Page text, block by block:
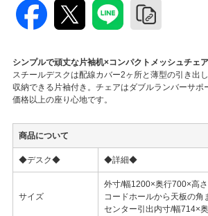
シンプルで頑丈な片袖机×コンパクトメッシュチェ
スチールデスクは配線カバー2ヶ所と薄型の引き出
収納できる片袖付き。チェアはダブルランバーサポ
価格以上の座り心地です。
商品について
◆デスク◆ ◆詳細◆
サイズ
外寸/幅1200×奥行700×高
コードホールから天板の角
センター引出内寸/幅714×